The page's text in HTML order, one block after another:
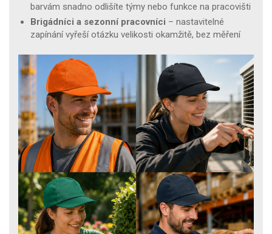
barvám snadno odlišíte týmy nebo funkce na pracovišti
Brigádníci a sezonní pracovníci – nastavitelné
zapínání vyřeší otázku velikosti okamžitě, bez měření